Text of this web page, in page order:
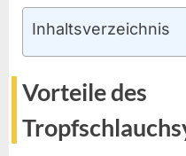
Inhaltsverzeichnis
Vorteile des